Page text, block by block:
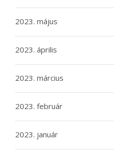
2023. május
2023. április
2023. március
2023. február
2023. január